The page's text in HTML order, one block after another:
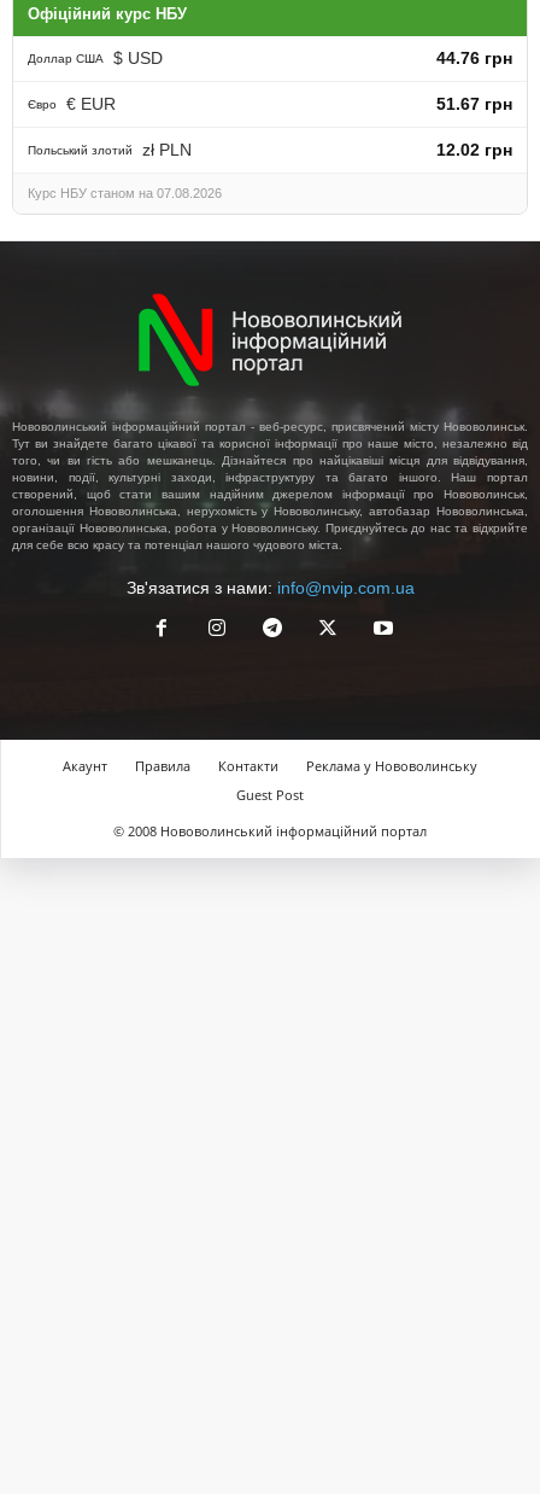
Офіційний курс НБУ
Доллар США $ USD 44.76 грн
Євро € EUR 51.67 грн
Польський злотий zł PLN 12.02 грн
Курс НБУ станом на 07.08.2026
Нововолинський інформаційний портал - веб-ресурс, присвячений місту Нововолинськ.
Тут ви знайдете багато цікавої та корисної інформації про наше місто, незалежно від
того, чи ви гість або мешканець. Дізнайтеся про найцікавіші місця для відвідування,
новини, події, культурні заходи, інфраструктуру та багато іншого. Наш портал
створений, щоб стати вашим надійним джерелом інформації про Нововолинськ,
оголошення Нововолинська, нерухомість у Нововолинську, автобазар Нововолинська,
організації Нововолинська, робота у Нововолинську. Приєднуйтесь до нас та відкрийте
для себе всю красу та потенціал нашого чудового міста.
Зв'язатися з нами: info@nvip.com.ua
Акаунт Правила Контакти
Реклама у Нововолинську
Guest Post
© 2008 Нововолинський інформаційний портал